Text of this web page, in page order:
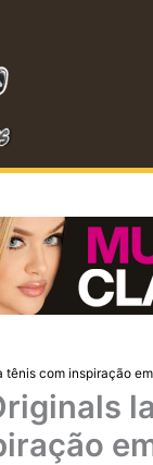
tênis com inspiração